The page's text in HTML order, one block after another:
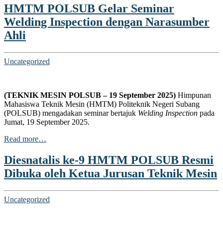
Panel
Panel
oku
panel
Oku
panel
panel
panel
HMTM POLSUB Gelar Seminar
Welding Inspection dengan Narasumber
Ahli
Uncategorized
(TEKNIK MESIN POLSUB – 19 September 2025) Himpunan
Mahasiswa Teknik Mesin (HMTM) Politeknik Negeri Subang
(POLSUB) mengadakan seminar bertajuk Welding Inspection pada
Jumat, 19 September 2025.
Read more…
Diesnatalis ke-9 HMTM POLSUB Resmi
Dibuka oleh Ketua Jurusan Teknik Mesin
Uncategorized